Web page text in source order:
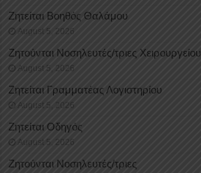
Ζητείται Βοηθός Θαλάμου
August 5, 2026
Ζητούνται Νοσηλευτές/τριες Χειρουργείου
August 5, 2026
Ζητείται Γραμματέας Λογιστηρίου
August 5, 2026
Ζητείται Οδηγός
August 5, 2026
Ζητούνται Νοσηλευτές/τριες